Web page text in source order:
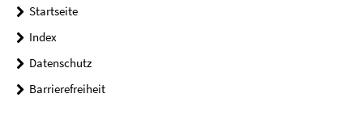
Startseite
Index
Datenschutz
Barrierefreiheit